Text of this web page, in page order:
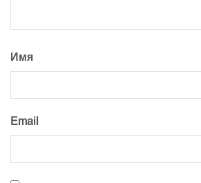
Имя
Email